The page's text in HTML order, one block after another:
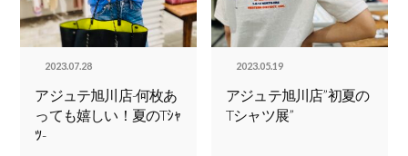
2023.07.28
アジュテ旭川店-何枚あ
っても嬉しい！夏のTｼｬ
ﾂ-
2023.05.19
アジュテ旭川店”初夏の
Tシャツ展”